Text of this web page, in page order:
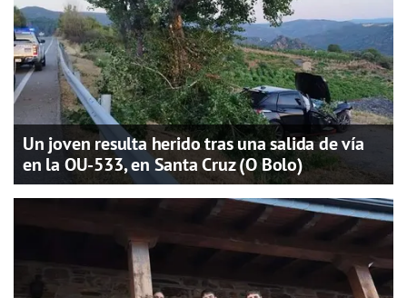
Un joven resulta herido tras una salida de vía
en la OU-533, en Santa Cruz (O Bolo)